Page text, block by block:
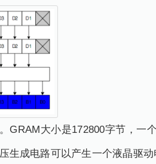
GRAM大小是172800字节，一
生成电路可以产生一个液晶驱